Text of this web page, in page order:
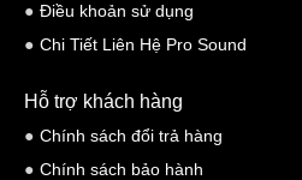
Với công suất đầu ra mạnh mẽ,
được sự sắc nét và sự trung thực
các nốt thấp. Điều này tạo điều kiện
ca hát và truyền đạt cảm xúc của
Điều khoản sử dụng
Chi Tiết Liên Hệ Pro Sound
Hỗ trợ khách hàng
Chính sách đổi trả hàng
Chính sách bảo hành